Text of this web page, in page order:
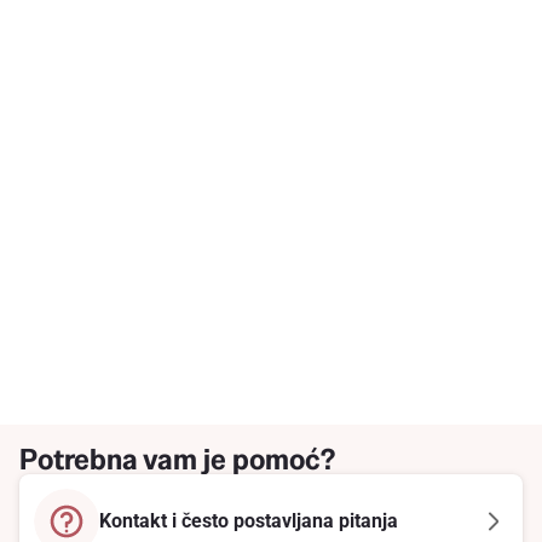
Potrebna vam je pomoć?
Kontakt i često postavljana pitanja